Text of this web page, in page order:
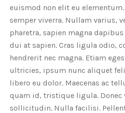
euismod non elit eu
semper viverra. Nullam varius,
pharetra, sapien magna
dui at sapien. Cras ligula odio,
hendrerit nec magna. Etiam
ultricies, ipsum nunc aliquet
libero eu dolor. Maecenas ac
quam id, tristique ligula.
sollicitudin. Nulla facilisi.